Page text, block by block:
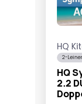
HQ
2-
HQ
2.2